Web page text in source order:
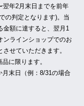
年2月末日までを前年
の判定となります)。当
金額に達すると、翌月1
ンラインショップでのお
せていただきます。
に限ります。
末日（例：8/31の場合